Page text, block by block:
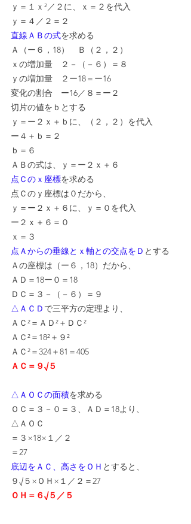
ｙ＝１ｘ²／２に、ｘ＝２を代入
ｙ＝４／２＝２
直線ＡＢの式を求める
Ａ（ー６，18）　Ｂ（２，２）
ｘの増加量　２－（－６）＝８
ｙの増加量　２ー18＝ー16
変化の割合　ー16／８＝ー２
切片の値をｂとする
ｙ＝ー２ｘ＋ｂに、（２，２）を代入
ー４＋ｂ＝２
ｂ＝６
ＡＢの式は、ｙ＝ー２ｘ＋６
点Ｃのｘ座標を求める
点Ｃのｙ座標は０だから、
ｙ＝ー２ｘ＋６に、ｙ＝０を代入
ー２ｘ＋６＝０
ｘ＝３
点Ａからの垂線とｘ軸との交点をＤ とする
Ａの座標は（ー６，18）だから、
ＡＤ＝18ー０＝18
ＤＣ＝３－（－６）＝９
△ＡＣＤ で三平方の定理より、
ＡＣ²＝ＡＤ²＋ＤＣ²
ＡＣ²＝18²＋９²
ＡＣ²＝324＋81＝405
ＡＣ＝９√５
△ＡＯＣの面積を求める
ＯＣ＝３－０＝３、ＡＤ＝18より、
△ＡＯＣ
＝３×18×１／２
＝27
底辺をＡＣ、高さをＯＨ とすると、
９√５×ＯＨ×１／２＝27
ＯＨ＝６√５／５